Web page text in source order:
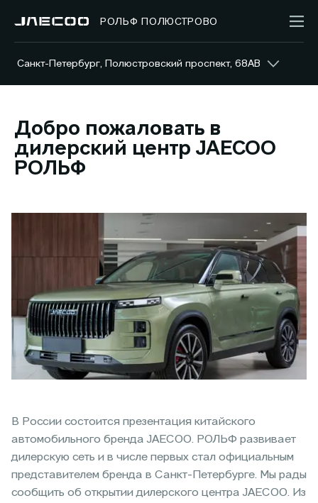
РОЛЬФ ПОЛЮСТРОВО
Санкт-Петербург, Полюстровский проспект, 68АВ
Добро пожаловать в
дилерский центр JAECOO
РОЛЬФ
В России состоится презентация китайского
автомобильного бренда JAECOO. РОЛЬФ развивает
дилерскую сеть и в числе первых стал официальным
представителем бренда в Санкт-Петербурге. Мы рады
сообщить об открытии дилерского центра JAECOO. Из